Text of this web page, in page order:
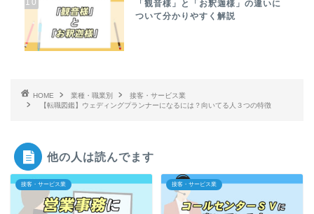
10
「観音様」と「お釈迦様」の違いに
ついて分かりやすく解説
HOME 業種・職業別
接客・サービス業
【転職図鑑】ウェディングプランナーになるには？向いてる人３つの特徴
他の人は読んでます
接客・サービス業 接客・サービス業